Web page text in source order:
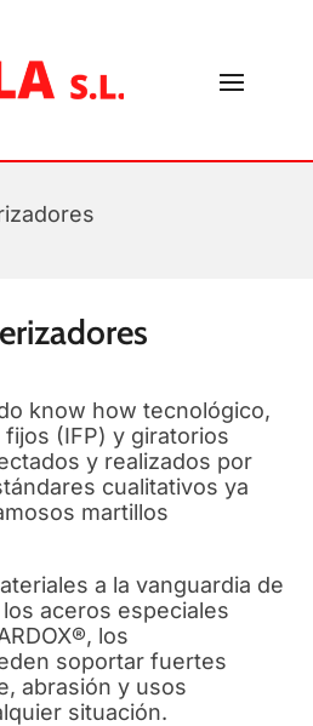
know how tecnológico,
(IFP) y giratorios
y realizados por
cualitativos ya
martillos
a la vanguardia de
aceros especiales
los
soportar fuertes
abrasión y usos
situación.